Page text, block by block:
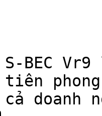
BEC Vr9
tiên
doanh